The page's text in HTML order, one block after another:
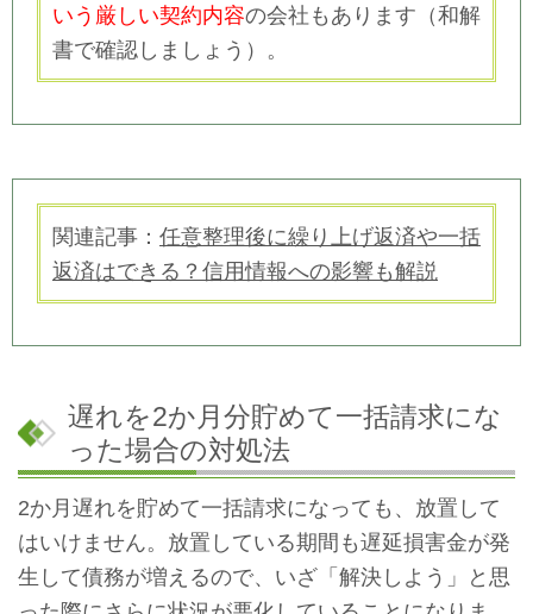
いう厳しい契約内容の会社もあります（和解
書で確認しましょう）。
関連記事： 任意整理後に繰り上げ返済や一括
返済はできる？信用情報への影響も解説
遅れを2か月分貯めて一括請求にな
った場合の対処法
2か月遅れを貯めて一括請求になっても、放置して
はいけません。放置している期間も遅延損害金が発
生して債務が増えるので、いざ「解決しよう」と思